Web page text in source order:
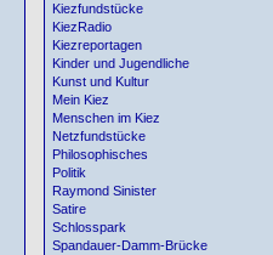
Kiezfundstücke
KiezRadio
Kiezreportagen
Kinder und Jugendliche
Kunst und Kultur
Mein Kiez
Menschen im Kiez
Netzfundstücke
Philosophisches
Politik
Raymond Sinister
Satire
Schlosspark
Spandauer-Damm-Brücke